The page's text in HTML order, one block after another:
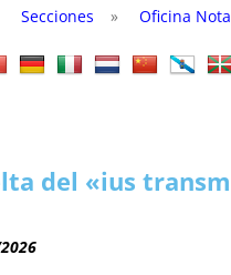
INFORMES MENSUALES
TITULARES DESDE 2002
VOCES
SUCESIONES
Secciones » Oficina
del «ius